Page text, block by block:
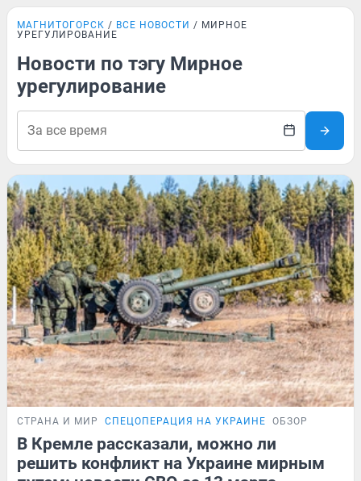
МАГНИТОГОРСК ВСЕ НОВОСТИ
МИРНОЕ
УРЕГУЛИРОВАНИЕ
Новости по тэгу Мирное
урегулирование
СТРАНА И МИР СПЕЦОПЕРАЦИЯ НА УКРАИНЕ ОБЗОР
В Кремле рассказали, можно ли
решить конфликт на Украине мирным